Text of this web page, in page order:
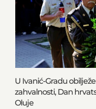
U Ivanić-Gradu
zahvalnosti, Dan
Oluje